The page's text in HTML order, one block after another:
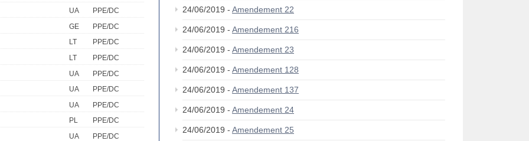
UA
PPE/DC
GE
PPE/DC
LT
PPE/DC
LT
PPE/DC
UA
PPE/DC
UA
PPE/DC
UA
PPE/DC
PL
PPE/DC
UA
PPE/DC
24/06/2019 - Amendement 22
24/06/2019 - Amendement 216
24/06/2019 - Amendement 23
24/06/2019 - Amendement 128
24/06/2019 - Amendement 137
24/06/2019 - Amendement 24
24/06/2019 - Amendement 25